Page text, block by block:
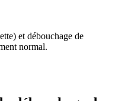
et débouchage de
normal.